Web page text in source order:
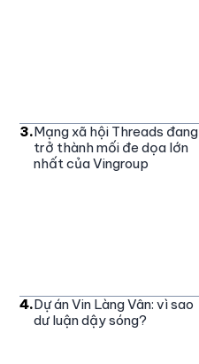
3.Mạng xã hội Threads đang
trở thành mối đe dọa lớn
nhất của Vingroup
4.Dự án Vin Làng Vân: vì sao
dư luận dậy sóng?